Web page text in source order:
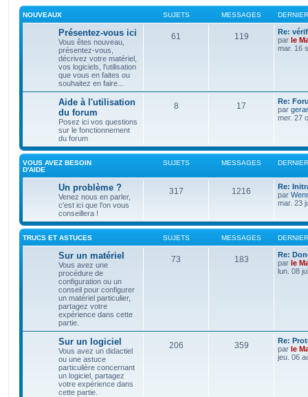
NOUVEAUX SUJETS MESSAGES
Présentez-vous ici
Vous êtes nouveau,
présentez-vous,
décrivez votre matériel,
vos logiciels, l'utilisation
que vous en faites ou
souhaitez en faire...
61 119
Re:
par le
mar. 16
Aide à l'utilisation
du forum
Posez ici vos questions
sur le fonctionnement
du forum
8 17
Re:
par
mer. 27
VOUS AVEZ BESOIN
D'AIDE
SUJETS MESSAGES
Un problème ?
Venez nous en parler,
c'est ici que l'on vous
conseillera !
317 1216
Re:
par
mar. 23
TRUCS ET ASTUCES SUJETS MESSAGES
Sur un matériel
Vous avez une
procédure de
configuration ou un
conseil pour configurer
un matériel particulier,
partagez votre
expérience dans cette
partie.
73 183
Re:
par le
lun. 08
Sur un logiciel
Vous avez un didactiel
ou une astuce
particulière concernant
un logiciel, partagez
votre expérience dans
cette partie.
206 359
Re:
par le
jeu. 06